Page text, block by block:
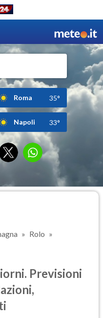
Roma 35°
Napoli 33°
Rolo
Previsioni